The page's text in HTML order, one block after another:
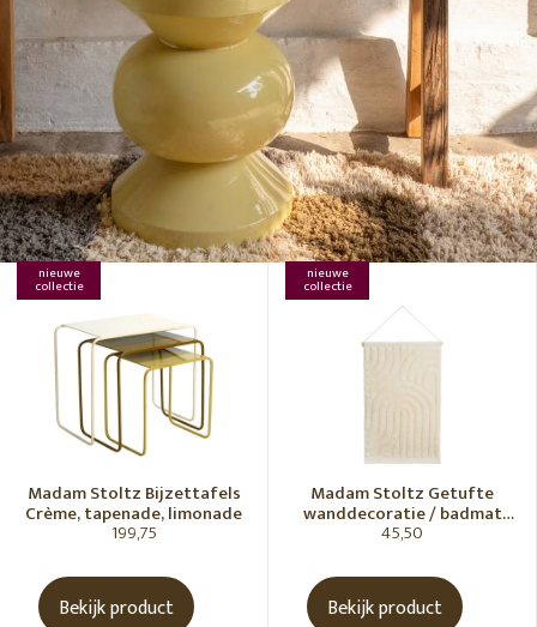
nieuwe
collectie
Madam Stoltz Bijzettafels
Crème, tapenade, limonade
199,75
Bekijk product
nieuwe
collectie
Madam Stoltz Getufte
wanddecoratie / badmat
Vanille
45,50
Bekijk product